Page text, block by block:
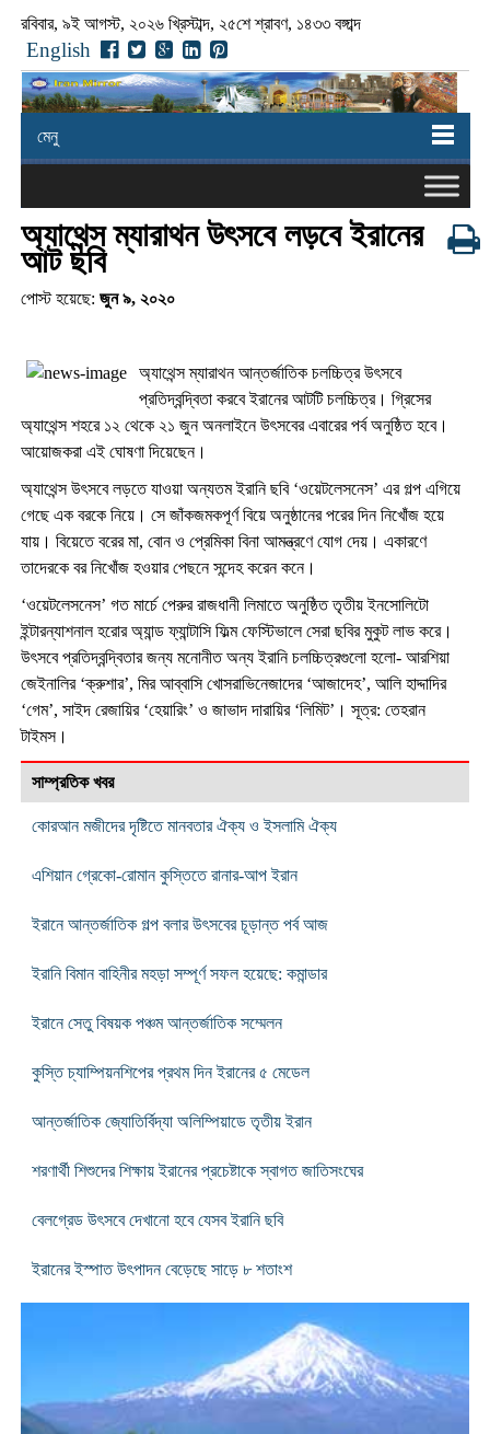
রবিবার, ৯ই আগস্ট, ২০২৬ খ্রিস্টাব্দ, ২৫শে শ্রাবণ, ১৪৩৩ বঙ্গাব্দ
English
মেনু
অ্যাথেন্স ম্যারাথন উৎসবে লড়বে ইরানের
আট ছবি
পোস্ট হয়েছে: জুন ৯, ২০২০
অ্যাথেন্স ম্যারাথন আন্তর্জাতিক চলচ্চিত্র উৎসবে
প্রতিদ্বন্দ্বিতা করবে ইরানের আটটি চলচ্চিত্র। গ্রিসের
অ্যাথেন্স শহরে ১২ থেকে ২১ জুন অনলাইনে উৎসবের এবারের পর্ব অনুষ্ঠিত হবে।
আয়োজকরা এই ঘোষণা দিয়েছেন।
অ্যাথেন্স উৎসবে লড়তে যাওয়া অন্যতম ইরানি ছবি ‘ওয়েটলেসনেস’ এর গল্প এগিয়ে
গেছে এক বরকে নিয়ে। সে জাঁকজমকপূর্ণ বিয়ে অনুষ্ঠানের পরের দিন নিখোঁজ হয়ে
যায়। বিয়েতে বরের মা, বোন ও প্রেমিকা বিনা আমন্ত্রণে যোগ দেয়। একারণে
তাদেরকে বর নিখোঁজ হওয়ার পেছনে সন্দেহ করেন কনে।
‘ওয়েটলেসনেস’ গত মার্চে পেরুর রাজধানী লিমাতে অনুষ্ঠিত তৃতীয় ইনসোলিটো
ইন্টারন্যাশনাল হরোর অ্যান্ড ফ্যান্টাসি ফিল্ম ফেস্টিভালে সেরা ছবির মুকুট লাভ করে।
উৎসবে প্রতিদ্বন্দ্বিতার জন্য মনোনীত অন্য ইরানি চলচ্চিত্রগুলো হলো- আরশিয়া
জেইনালির ‘ক্রুশার’, মির আব্বাসি খোসরাভিনেজাদের ‘আজাদেহ’, আলি হাদ্দাদির
‘গেম’, সাইদ রেজায়ির ‘হেয়ারিং’ ও জাভাদ দারায়ির ‘লিমিট’। সূত্র: তেহরান
টাইমস।
সাম্প্রতিক খবর
কোরআন মজীদের দৃষ্টিতে মানবতার ঐক্য ও ইসলামি ঐক্য
এশিয়ান গ্রেকো-রোমান কুস্তিতে রানার-আপ ইরান
ইরানে আন্তর্জাতিক গল্প বলার উৎসবের চূড়ান্ত পর্ব আজ
ইরানি বিমান বাহিনীর মহড়া সম্পূর্ণ সফল হয়েছে: কমান্ডার
ইরানে সেতু বিষয়ক পঞ্চম আন্তর্জাতিক সম্মেলন
কুস্তি চ্যাম্পিয়নশিপের প্রথম দিন ইরানের ৫ মেডেল
আন্তর্জাতিক জ্যোতির্বিদ্যা অলিম্পিয়াডে তৃতীয় ইরান
শরণার্থী শিশুদের শিক্ষায় ইরানের প্রচেষ্টাকে স্বাগত জাতিসংঘের
বেলগ্রেড উৎসবে দেখানো হবে যেসব ইরানি ছবি
ইরানের ইস্পাত উৎপাদন বেড়েছে সাড়ে ৮ শতাংশ